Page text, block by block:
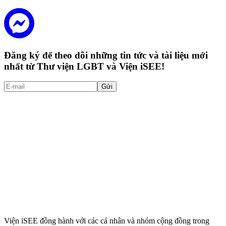
Đăng ký để theo dõi những tin tức và tài liệu mới
nhất từ Thư viện LGBT và Viện iSEE!
Gửi
Viện iSEE đồng hành với các cá nhân và nhóm cộng đồng trong